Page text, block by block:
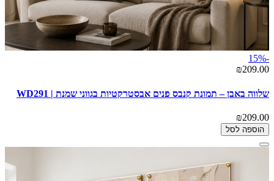
-15%
₪209.00
שלווה באבן – תמונת קנבס פנים אבסטרקטיות בגווני שמנת | WD291
₪209.00
הוספה לסל